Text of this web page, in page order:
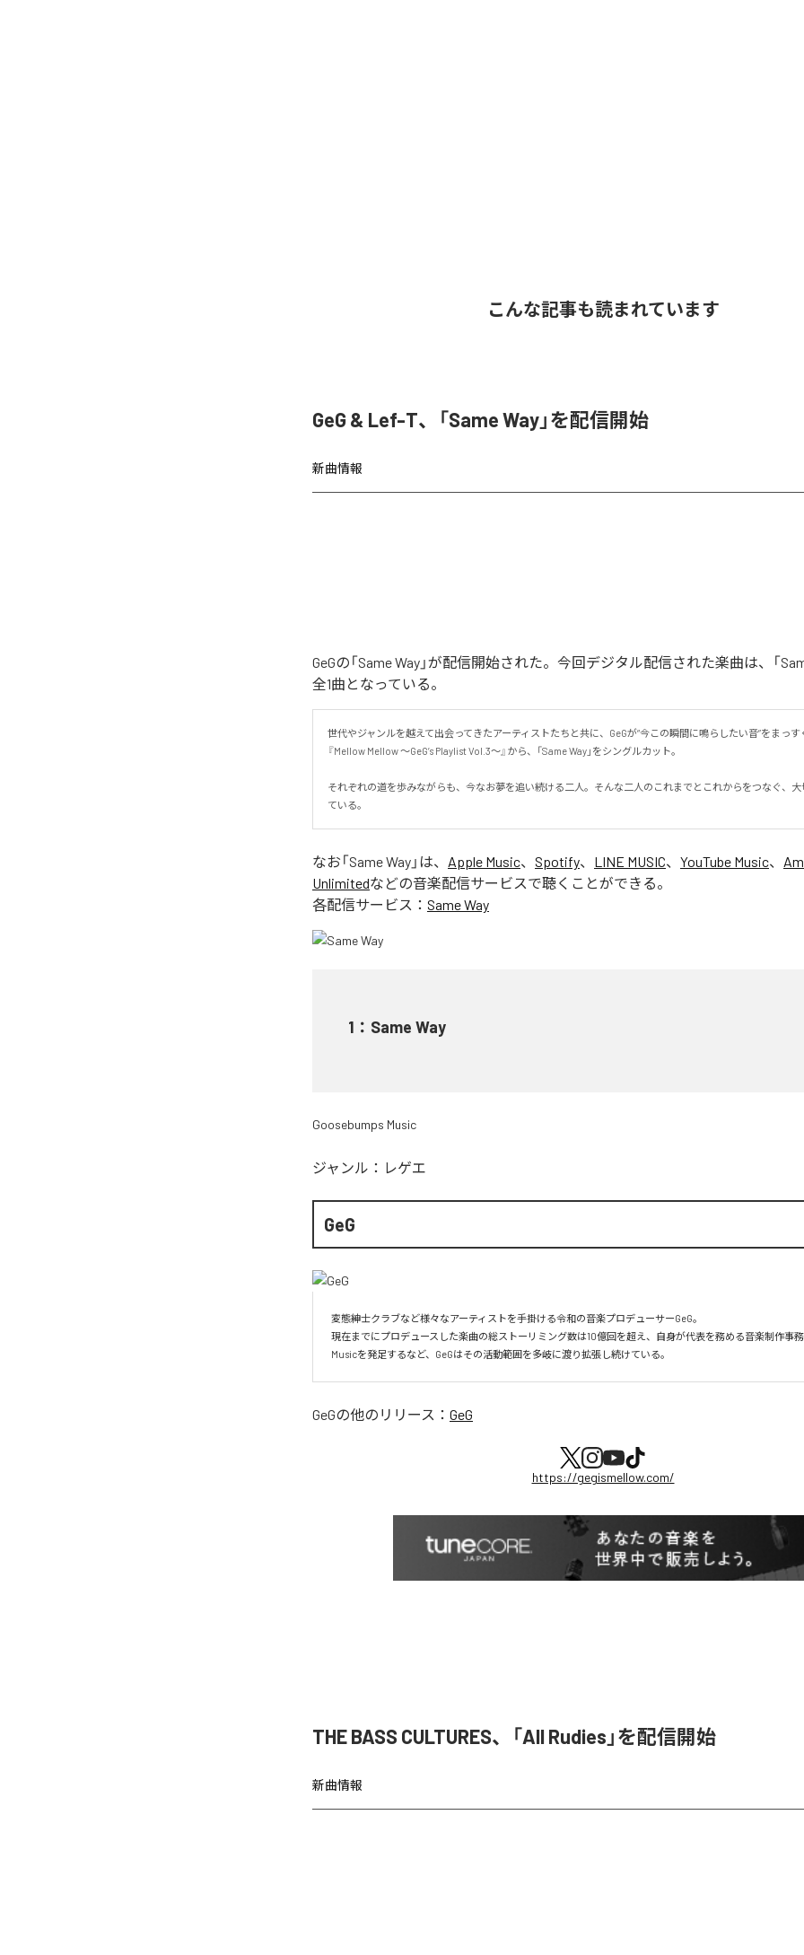
こんな記事も読まれています
GeG & Lef-T、「Same Way」を配信開始
新曲情報
GeGの「Same Way」が配信開始された。今回デジタル配信された楽曲は、「
全1曲となっている。
世代やジャンルを越えて出会ってきたアーティストたちと共に、GeGが“今この瞬間に鳴らしたい音”をまっす
『Mellow Mellow ～GeG’s Playlist Vol.3～』から、「Same Way」をシングルカット。
それぞれの道を歩みながらも、今なお夢を追い続ける二人。そんな二人のこれまでとこれからをつなぐ、大
ている。
なお「Same Way 」は、 Apple Music、 Spotify、 LINE MUSIC、 YouTube Music、
Unlimitedなどの音楽配信サービスで聴くことができる。
各配信サービス： Same Way
1 ： Same Way
Goosebumps Music
ジャンル： レゲエ
GeG
変態紳士クラブなど様々なアーティストを手掛ける令和の音楽プロデューサーGeG。
現在までにプロデュースした楽曲の総ストーリミング数は10億回を超え、自身が代表を務める音楽制作事
Musicを発足するなど、GeGはその活動範囲を多岐に渡り拡張し続けている。
GeGの他のリリース： GeG
https://gegismellow.com/
THE BASS CULTURES、「All Rudies」を配信開始
新曲情報